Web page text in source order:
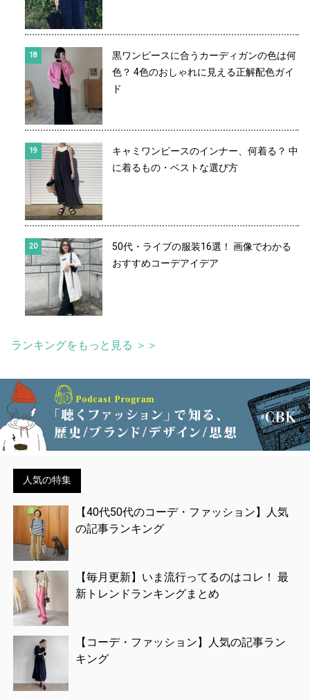
黒ワンピースに合うカーディガンの色は何
色？ 4色のおしゃれに見える正解配色ガイ
ド
キャミワンピースのインナー、何着る？ 中
に着るもの・ベストな選び方
50代・ライブの服装16選！ 画像でわかる
おすすめコーデアイデア
ランキングをもっと見る ＞＞
人気の特集
【40代50代のコーデ・ファッション】人気
の記事ランキング
【毎月更新】いま流行ってるのはコレ！ 最
新トレンドランキングまとめ
【コーデ・ファッション】人気の記事ラン
キング